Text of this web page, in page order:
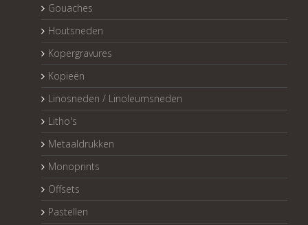
Gouaches
Houtsneden
Kopergravures
Kopieën
Linosneden / Linoleumsneden
Litho's
Metaaldrukken
Monoprints
Offsets
Pastellen